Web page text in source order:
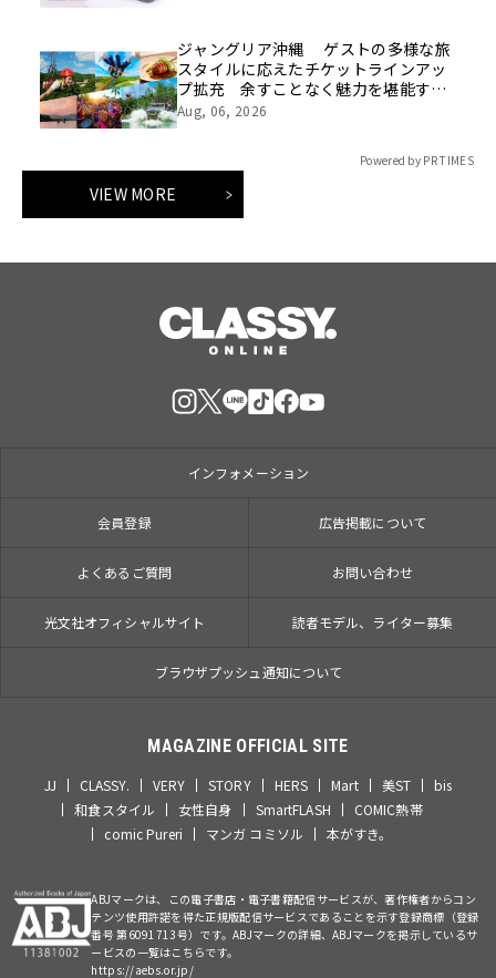
ジャングリア沖縄 ゲストの多様な旅
スタイルに応えたチケットラインアッ
プ拡充 余すことなく魅力を堪能する
「ロイヤルチケット」新登場
Aug, 06, 2026
Powered by PR TIMES
VIEW MORE
インフォメーション
会員登録 広告掲載について
よくあるご質問 お問い合わせ
光文社オフィシャルサイト 読者モデル、ライター募集
ブラウザプッシュ通知について
MAGAZINE OFFICIAL SITE
JJ CLASSY. VERY STORY HERS Mart 美ST
bis
和食スタイル
女性自身 SmartFLASH
COMIC熱帯
comic Pureri
マンガ コミソル 本がすき。
ABJマークは、この電子書店・電子書籍配信サービスが、著作権者からコン
テンツ使用許諾を得た正規版配信サービスであることを示す登録商標（登録
番号 第6091713号）です。ABJマークの詳細、ABJマークを掲示しているサ
ービスの一覧はこちらです。
https://aebs.or.jp/